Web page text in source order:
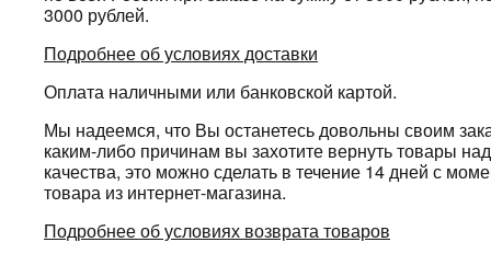
3000 рублей.
Подробнее об условиях доставки
Оплата наличными или банковской картой.
Мы надеемся, что Вы останетесь довольны своим
каким-либо причинам вы захотите вернуть товары
качества, это можно сделать в течение 14 дней с
товара из интернет-магазина.
Подробнее об условиях возврата товаров